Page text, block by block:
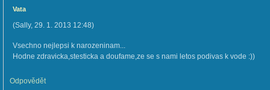
Vata
(Sally, 29. 1. 2013 12:48)
Vsechno nejlepsi k narozeninam...
Hodne zdravicka,stesticka a doufame,ze se s nami letos podivas k vode :))
Odpovědět